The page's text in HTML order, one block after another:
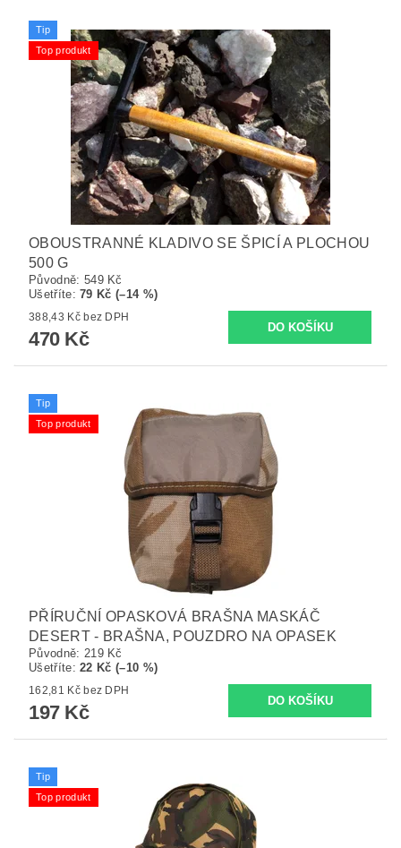
Tip
Top produkt
OBOUSTRANNÉ KLADIVO SE ŠPICÍ A PLOCHOU
500 G
Původně: 549 Kč
Ušetříte:79 Kč (–14 %)
388,43 Kč bez DPH
470 Kč
Tip
Top produkt
PŘÍRUČNÍ OPASKOVÁ BRAŠNA MASKÁČ
DESERT - BRAŠNA, POUZDRO NA OPASEK
Původně: 219 Kč
Ušetříte:22 Kč (–10 %)
162,81 Kč bez DPH
197 Kč
Tip
Top produkt